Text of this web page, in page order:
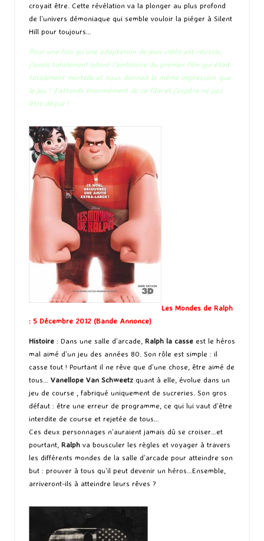
croyait être. Cette révélation va la plonger au plus profond
de l’univers démoniaque qui semble vouloir la piéger à Silent
Hill pour toujours…
Pour une fois qu’une adaptation de jeux vidéo est réussie,
j’avais totalement adoré l’ambiance du premier film qui était
totalement mortelle et nous donnait la même impression que
le jeu ! J’attends énormément de ce film et j’espère ne pas
être déçue !
Les Mondes de Ralph
: 5 Décembre 2012 (Bande Annonce)
Histoire : Dans une salle d’arcade, Ralph la casse est le héros
mal aimé d’un jeu des années 80. Son rôle est simple : il
casse tout ! Pourtant il ne rêve que d’une chose, être aimé de
tous… Vanellope Van Schweetz quant à elle, évolue dans un
jeu de course , fabriqué uniquement de sucreries. Son gros
défaut : être une erreur de programme, ce qui lui vaut d’être
interdite de course et rejetée de tous…
Ces deux personnages n’auraient jamais dû se croiser…et
pourtant, Ralph va bousculer les règles et voyager à travers
les différents mondes de la salle d’arcade pour atteindre son
but : prouver à tous qu’il peut devenir un héros…Ensemble,
arriveront-ils à atteindre leurs rêves ?